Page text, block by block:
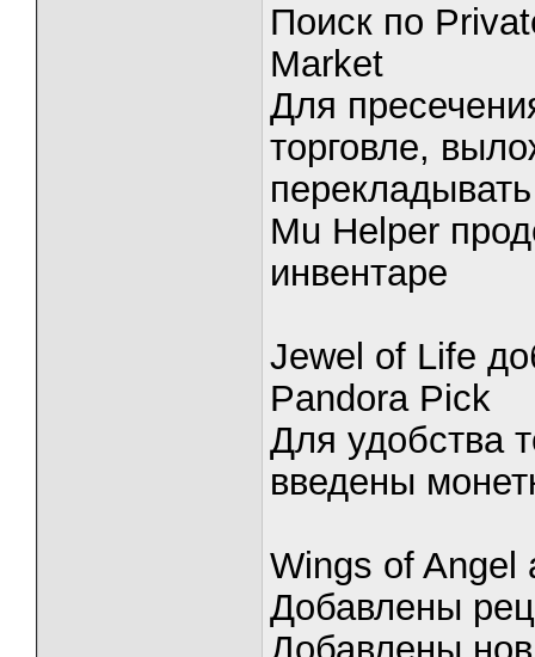
Поиск по
Market
Для
торговле,
Mu Helper
инвентаре
Jewel of Life
Pandora Pick
Для удобства
введены
Wings of Angel
Добавлены